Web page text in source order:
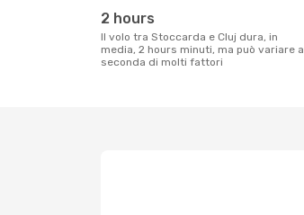
2 hours
Il volo tra Stoccarda e Cluj dura, in
media, 2 hours minuti, ma può variare a
seconda di molti fattori